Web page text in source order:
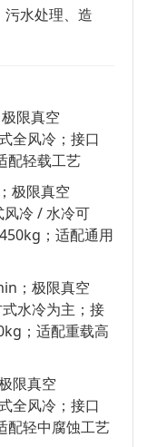
污水处理、造
限真空
全风冷；接口
配轻载工艺
极限真空
冷 / 水冷可
；适配通用
；极限真空
水冷为主；接
；适配重载高
限真空
全风冷；接口
配轻中腐蚀工艺